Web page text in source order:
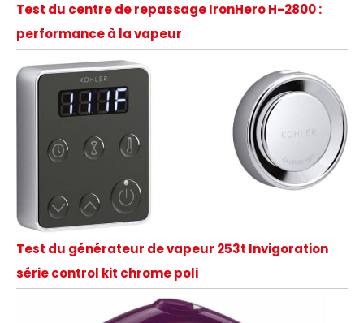
Test du centre de repassage IronHero H-2800 :
performance à la vapeur
Test du générateur de vapeur 253t Invigoration
série control kit chrome poli